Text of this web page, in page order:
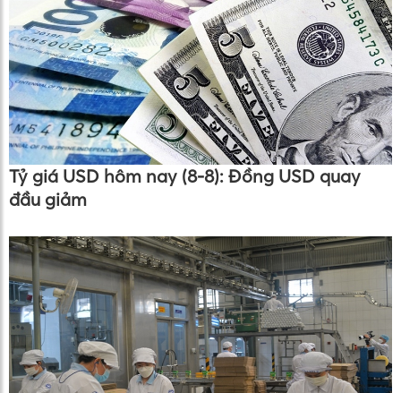
Tỷ giá USD hôm nay (8-8): Đồng USD quay
đầu giảm